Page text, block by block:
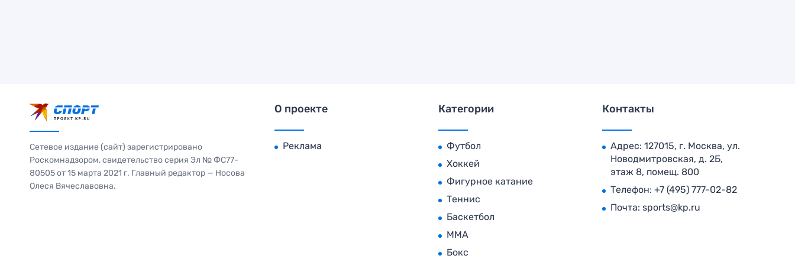
Сетевое издание (сайт) зарегистрировано
Роскомнадзором, свидетельство серия Эл № ФС77-
80505 от 15 марта 2021 г. Главный редактор — Носова
Олеся Вячеславовна.
О проекте
Реклама
Категории
Футбол
Хоккей
Фигурное катание
Теннис
Баскетбол
MMA
Бокс
Контакты
Адрес: 127015, г. Москва, ул.
Новодмитровская, д. 2Б,
этаж 8, помещ. 800
Телефон: +7 (495) 777-02-82
Почта: sports@kp.ru